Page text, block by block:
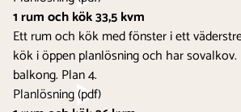
KONTAKT
1 rum och kök 33,5 kvm
Ett rum och kök med fönster i ett
kök i öppen planlösning och har
balkong. Plan 4.
Planlösning (pdf)